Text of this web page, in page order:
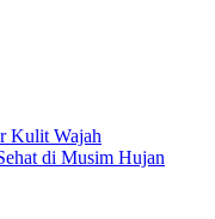
Kulit Wajah
di Musim Hujan